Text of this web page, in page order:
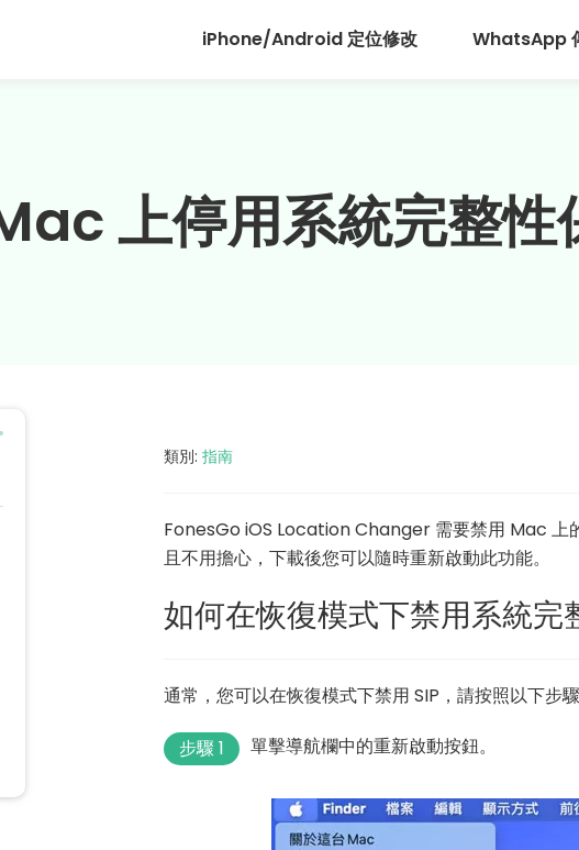
iPhone/Android 定位修改 WhatsApp
上停用系統完整性
類別: 指南
FonesGo iOS Location Changer 需要禁用 Mac 上
且不用擔心，下載後您可以隨時重新啟動此功能。
如何在恢復模式下禁用系統完
通常，您可以在恢復模式下禁用 SIP，請按照以下步
步驟 1 單擊導航欄中的重新啟動按鈕。